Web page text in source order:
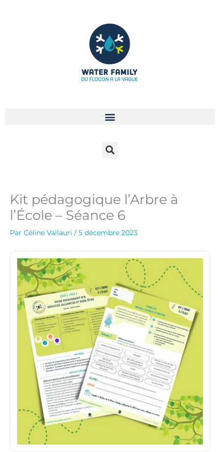
Kit pédagogique l’Arbre à
l’École – Séance 6
Par Céline Vallauri / 5 décembre 2023